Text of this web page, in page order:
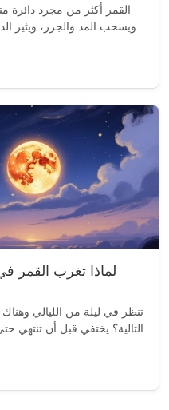
القمر أكثر من مجرد دائرة
ويسحب المد والجزر، ويثير
لماذا تغرب القمر
تنظر في ليلة من الليالي
التالية؟ يختفي قبل أن تنتهي